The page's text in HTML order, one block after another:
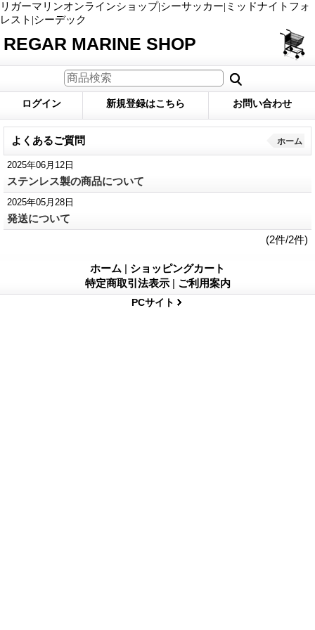
リガーマリンオンラインショップ|シーサッカー|ミッドナイトフォ
レスト|シーデック
REGAR MARINE SHOP
ログイン 新規登録はこちら お問い合わせ
よくあるご質問 ホーム
2025年06月12日
ステンレス製の商品について
2025年05月28日
発送について
(2件/2件)
ホーム | ショッピングカート
特定商取引法表示 | ご利用案内
PCサイト